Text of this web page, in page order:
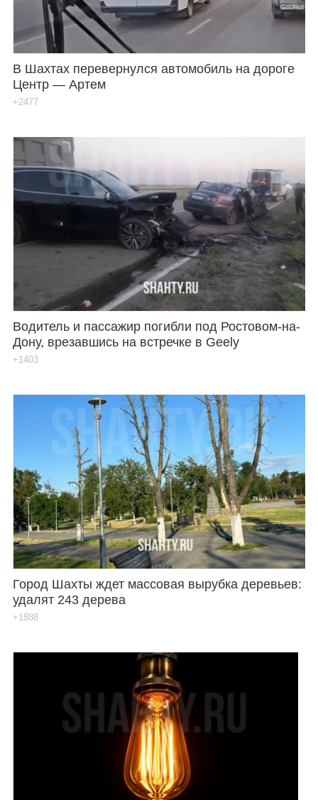
В Шахтах перевернулся автомобиль на дороге
Центр — Артем
+2477
Водитель и пассажир погибли под Ростовом-на-
Дону, врезавшись на встречке в Geely
+1403
Город Шахты ждет массовая вырубка деревьев:
удалят 243 дерева
+1888